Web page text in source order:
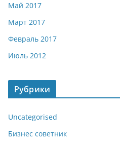
Май 2017
Март 2017
Февраль 2017
Июль 2012
Рубрики
Uncategorised
Бизнес советник